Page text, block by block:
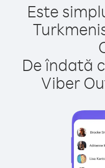
Este
De îndată
Viber